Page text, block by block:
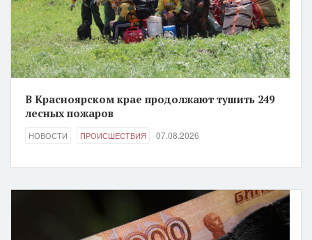
В Красноярском крае продолжают тушить 249
лесных пожаров
НОВОСТИ ПРОИСШЕСТВИЯ 07.08.2026